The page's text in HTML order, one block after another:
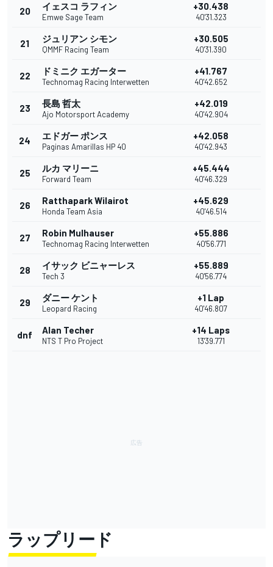
20 イェスコ ラフィン
Emwe Sage Team
+30.438
40'31.323
21 ジュリアン シモン
QMMF Racing Team
+30.505
40'31.390
22 ドミニク エガーター
Technomag Racing Interwetten
+41.767
40'42.652
23 長島 哲太
Ajo Motorsport Academy
+42.019
40'42.904
24 エドガー ポンス
Paginas Amarillas HP 40
+42.058
40'42.943
25 ルカ マリーニ
Forward Team
+45.444
40'46.329
26 Ratthapark Wilairot
Honda Team Asia
+45.629
40'46.514
27 Robin Mulhauser
Technomag Racing Interwetten
+55.886
40'56.771
28 イサック ビニャーレス
Tech 3
+55.889
40'56.774
29 ダニー ケント
Leopard Racing
+1 Lap
40'46.807
dnf Alan Techer
NTS T Pro Project
+14 Laps
13'39.771
ラップリード